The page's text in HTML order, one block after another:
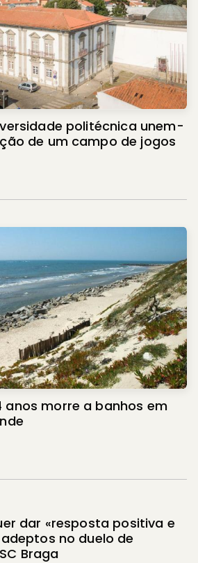
politécnica unem-
de um campo de jogos
anos morre a banhos em
dar «resposta positiva e
no duelo de
Braga